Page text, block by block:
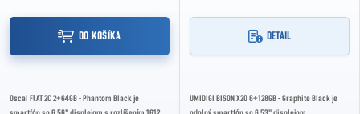
DO KOŠÍKA
Oscal FLAT 2C 2+64GB - Phantom Black je
DETAIL
UMIDIGI BISON X20 6+128GB - Graphite Black je